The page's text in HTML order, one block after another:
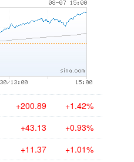
+200.89 +1.42%
+43.13 +0.93%
+11.37 +1.01%